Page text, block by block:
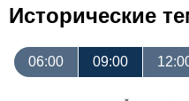
Исторические
06:00 09:00